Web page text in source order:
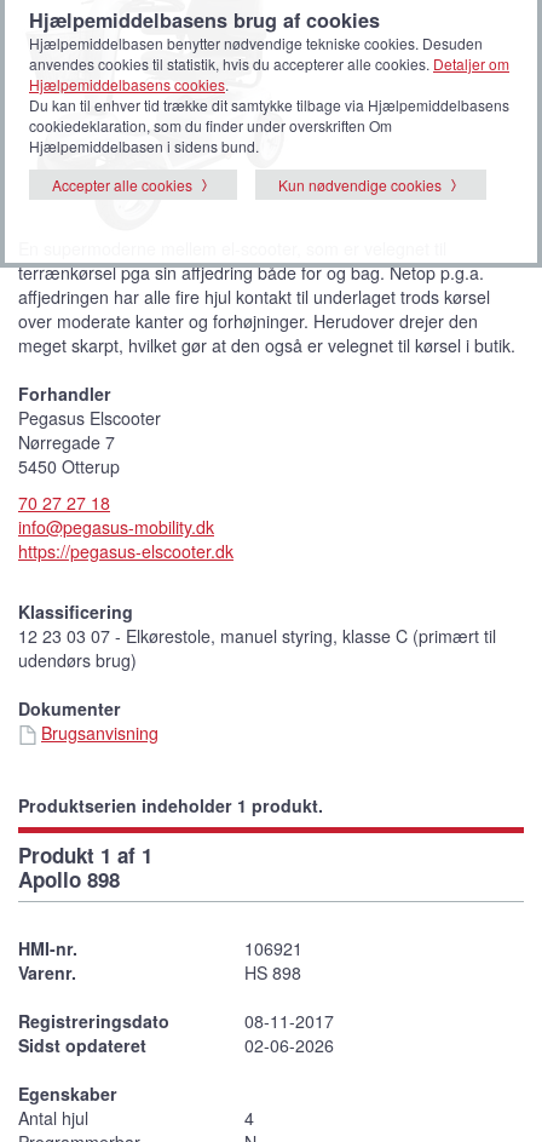
terrænkørsel pga sin affjedring både for og bag. Netop p.g.a.
affjedringen har alle fire hjul kontakt til underlaget trods kørsel
over moderate kanter og forhøjninger. Herudover drejer den
meget skarpt, hvilket gør at den også er velegnet til kørsel i butik.
Forhandler
Pegasus Elscooter
Nørregade 7
5450 Otterup
70 27 27 18
info@pegasus-mobility.dk
https://pegasus-elscooter.dk
Klassificering
12 23 03 07 - Elkørestole, manuel styring, klasse C (primært til
udendørs brug)
Dokumenter
Brugsanvisning
Produktserien indeholder 1 produkt.
Produkt 1 af 1
Apollo 898
HMI-nr.
106921
Varenr.
HS 898
Registreringsdato
08-11-2017
Sidst opdateret
02-06-2026
Egenskaber
Antal hjul
4
Hjælpemiddelbasens brug af cookies
Hjælpemiddelbasen benytter nødvendige tekniske cookies. Desuden
anvendes cookies til statistik, hvis du accepterer alle cookies. Detaljer om
Hjælpemiddelbasens cookies.
Du kan til enhver tid trække dit samtykke tilbage via Hjælpemiddelbasens
cookiedeklaration, som du finder under overskriften Om
Hjælpemiddelbasen i sidens bund.
Accepter alle cookies
Kun nødvendige cookies